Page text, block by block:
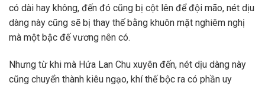
có dài hay không, đến đó cũng bị cột lên để đội mão, nét dịu
dàng này cũng sẽ bị thay thế bằng khuôn mặt nghiêm nghị
mà một bậc đế vương nên có.
Nhưng từ khi mà Hứa Lan Chu xuyên đến, nét dịu dàng này
cũng chuyển thành kiêu ngạo, khí thế bộc ra có phần uy